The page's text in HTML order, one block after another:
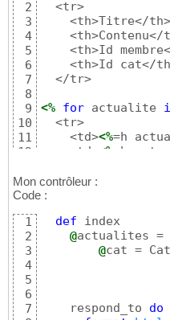
2
3
4
5
6
7
8
9
10
11
12
14
15
17
18
19
20
  <tr>
    <th>Titre</th>
<th>Contenu</
<th>Id
<th>Id cat</
  </tr>
<% for actualite
  <tr>
    <td>
<%=h
    <td>
<% =h
    <td>
    <td>
    <td>
<%=
%>
Mon contrôleur :
Code :
1
2
3
4
5
6
7
def index
@actualites =
@cat =
    respond_to
do